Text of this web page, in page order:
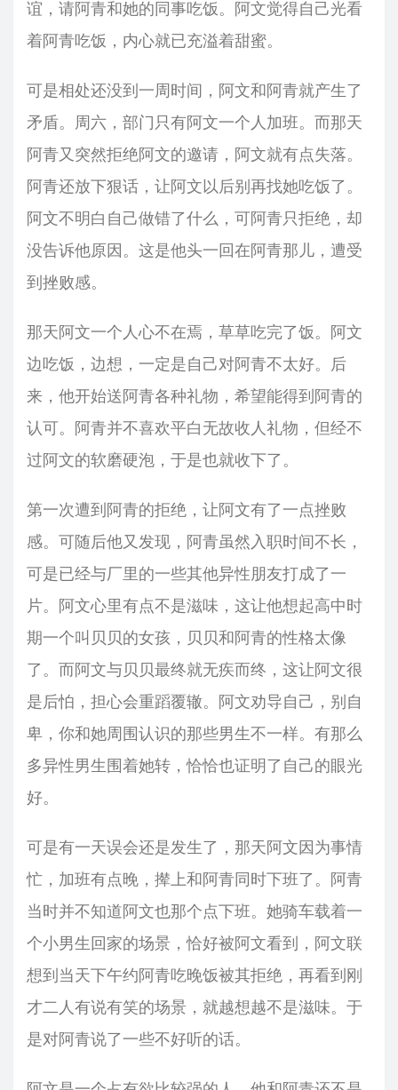
谊，请阿青和她的同事吃饭。阿文觉得自己光看
着阿青吃饭，内心就已充溢着甜蜜。
可是相处还没到一周时间，阿文和阿青就产生了
矛盾。周六，部门只有阿文一个人加班。而那天
阿青又突然拒绝阿文的邀请，阿文就有点失落。
阿青还放下狠话，让阿文以后别再找她吃饭了。
阿文不明白自己做错了什么，可阿青只拒绝，却
没告诉他原因。这是他头一回在阿青那儿，遭受
到挫败感。
那天阿文一个人心不在焉，草草吃完了饭。阿文
边吃饭，边想，一定是自己对阿青不太好。后
来，他开始送阿青各种礼物，希望能得到阿青的
认可。阿青并不喜欢平白无故收人礼物，但经不
过阿文的软磨硬泡，于是也就收下了。
第一次遭到阿青的拒绝，让阿文有了一点挫败
感。可随后他又发现，阿青虽然入职时间不长，
可是已经与厂里的一些其他异性朋友打成了一
片。阿文心里有点不是滋味，这让他想起高中时
期一个叫贝贝的女孩，贝贝和阿青的性格太像
了。而阿文与贝贝最终就无疾而终，这让阿文很
是后怕，担心会重蹈覆辙。阿文劝导自己，别自
卑，你和她周围认识的那些男生不一样。有那么
多异性男生围着她转，恰恰也证明了自己的眼光
好。
可是有一天误会还是发生了，那天阿文因为事情
忙，加班有点晚，撵上和阿青同时下班了。阿青
当时并不知道阿文也那个点下班。她骑车载着一
个小男生回家的场景，恰好被阿文看到，阿文联
想到当天下午约阿青吃晚饭被其拒绝，再看到刚
才二人有说有笑的场景，就越想越不是滋味。于
是对阿青说了一些不好听的话。